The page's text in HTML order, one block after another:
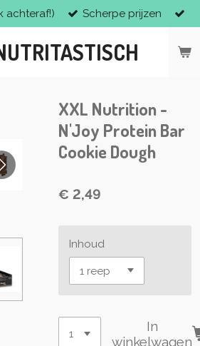
achteraf!) Scherpe prijzen
XXL Nutrition -
N'Joy Protein Bar
Cookie Dough
€ 2,49
Inhoud
In
winkelwagen